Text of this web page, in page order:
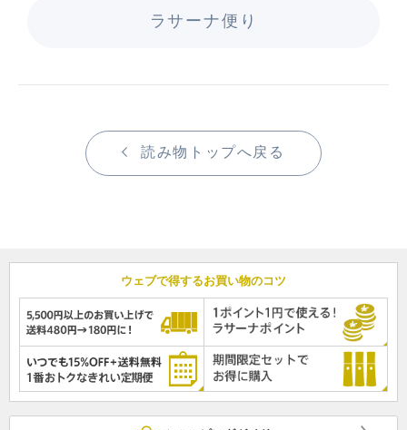
ラサーナ便り
読み物トップへ戻る
ウェブで得するお買い物のコツ